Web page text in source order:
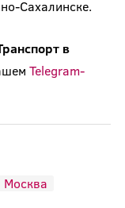
Сахалинске.
в
Telegram-
Москва